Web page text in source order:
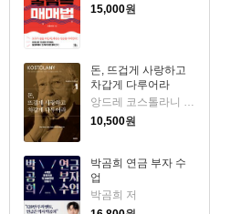
15,000원
돈, 뜨겁게 사랑하고
차갑게 다루어라
앙드레 코스톨라니 저/한윤진 역
10,500원
박곰희 연금 부자 수
업
박곰희 저